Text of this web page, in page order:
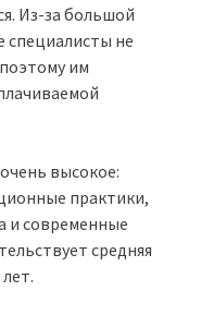
Из-за большой
не
им
высокое:
практики,
и современные
средняя